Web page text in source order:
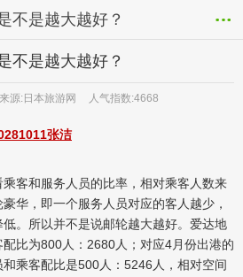
不是越大越好？
不是越大越好？
来源:日本旅游网 人气指数:4668
张洁
客和服务人员的比率， 相对乘客人数来
豪华，即一个服务人员对应的客人越少，
低。所以并不是说邮轮越大越好。 爱达地
比为800人：2680人；对应4月份出港的
乘客配比是500人：5246人，相对空间